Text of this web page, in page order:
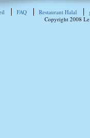
FAQ Restaurant Halal
Copyright 2008